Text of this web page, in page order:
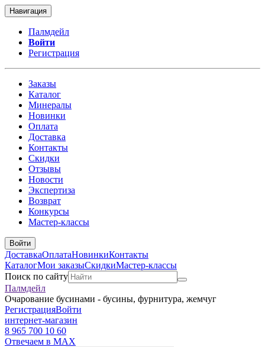
Навигация
Палмдейл
Войти
Регистрация
Заказы
Каталог
Минералы
Новинки
Оплата
Доставка
Контакты
Скидки
Отзывы
Новости
Экспертиза
Возврат
Конкурсы
Мастер-классы
Войти
ДоставкаОплатаНовинкиКонтакты
КаталогМои заказыСкидкиМастер-классы
Поиск по сайту
Палмдейл
Очарование бусинами - бусины, фурнитура, жемчуг
РегистрацияВойти
интернет-магазин
8 965 700 10 60
Отвечаем в MAX